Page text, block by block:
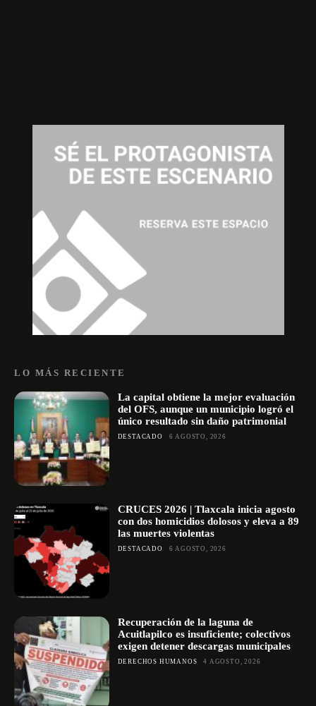
LO MÁS RECIENTE
La capital obtiene la mejor evaluación
del OFS, aunque un municipio logró el
único resultado sin daño patrimonial
DESTACADO 6 AGOSTO, 2026
CRUCES 2026 | Tlaxcala inicia agosto
con dos homicidios dolosos y eleva a 89
las muertes violentas
DESTACADO 6 AGOSTO, 2026
Recuperación de la laguna de
Acuitlapilco es insuficiente; colectivos
exigen detener descargas municipales
DERECHOS HUMANOS 4 AGOSTO, 2026